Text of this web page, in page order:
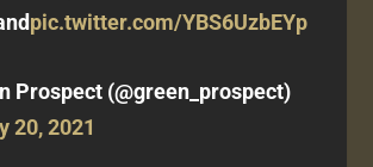
pic.twitter.com/YBS6UzbEYp
Prospect (@green_prospect)
20, 2021